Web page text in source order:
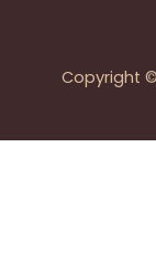
Copyright